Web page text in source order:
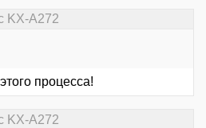
KX-A272
процесса!
KX-A272